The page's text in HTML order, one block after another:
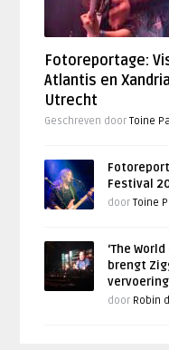
Fotoreportage:
Atlantis en
Utrecht
Geschreven doorToine
Festival
doorToine
‘The
brengt
vervoering
door Robin